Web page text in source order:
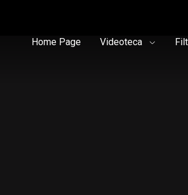
Home Page Videoteca